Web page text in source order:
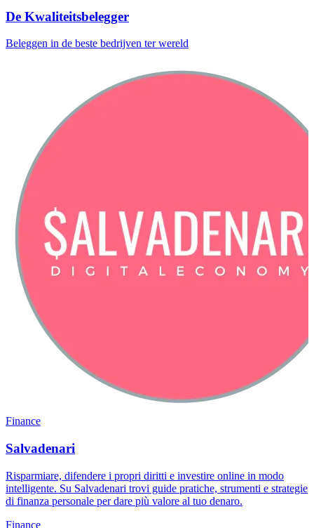
De Kwaliteitsbelegger
Beleggen in de beste bedrijven ter wereld
Finance
Salvadenari
Risparmiare, difendere i propri diritti e investire online in modo
intelligente. Su Salvadenari trovi guide pratiche, strumenti e strategie
di finanza personale per dare più valore al tuo denaro.
Finance